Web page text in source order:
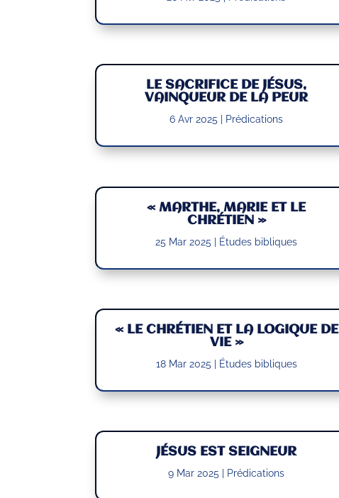
LE SACRIFICE DE JÉSUS,
VAINQUEUR DE LA PEUR
6 Avr 2025 Prédications
« MARTHE, MARIE ET LE
CHRÉTIEN »
25 Mar 2025 Études bibliques
« LE CHRÉTIEN ET LA LOGIQUE DE
VIE »
18 Mar 2025 Études bibliques
JÉSUS EST SEIGNEUR
9 Mar 2025 Prédications